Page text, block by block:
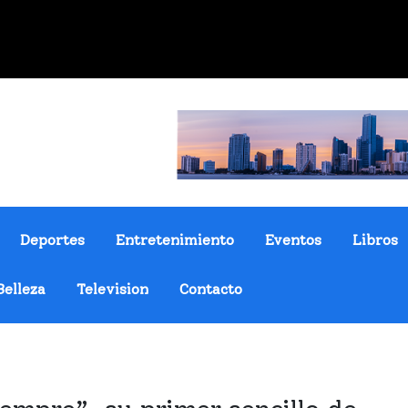
Deportes Entretenimiento Eventos Libros
Television Contacto